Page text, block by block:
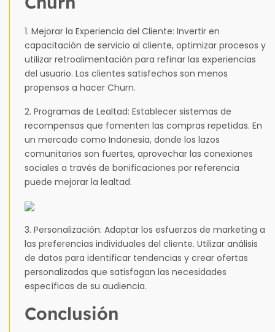
1. Mejorar la Experiencia del Cliente: Invertir en
capacitación de servicio al cliente, optimizar procesos y
utilizar retroalimentación para refinar las experiencias
del usuario. Los clientes satisfechos son menos
propensos a hacer Churn.
2. Programas de Lealtad: Establecer sistemas de
recompensas que fomenten las compras repetidas. En
un mercado como Indonesia, donde los lazos
comunitarios son fuertes, aprovechar las conexiones
sociales a través de bonificaciones por referencia
puede mejorar la lealtad.
3. Personalización: Adaptar los esfuerzos de marketing a
las preferencias individuales del cliente. Utilizar análisis
de datos para identificar tendencias y crear ofertas
personalizadas que satisfagan las necesidades
específicas de su audiencia.
Conclusión